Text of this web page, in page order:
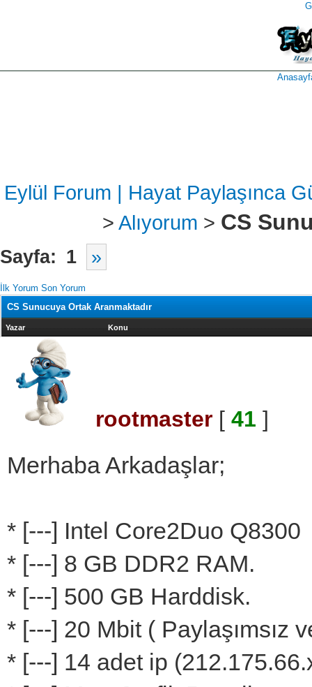
Eylül Forum | Hayat Paylaşınca
> Alıyorum > CS
Sayfa: 1 »
İlk Yorum Son Yorum
CS Sunucuya Ortak Aranmaktadır
Yazar Konu
rootmaster [ 41 ]
Merhaba Arkadaşlar;
* [---] Intel Core2Duo Q8300
* [---] 8 GB DDR2 RAM.
* [---] 500 GB Harddisk.
* [---] 20 Mbit ( Paylaşımsız
* [---] 14 adet ip